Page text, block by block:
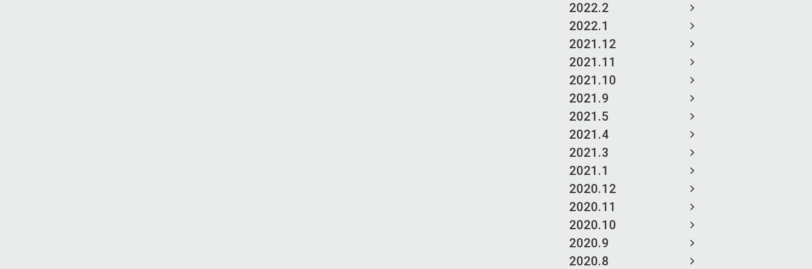
2022.2
2022.1
2021.12
2021.11
2021.10
2021.9
2021.5
2021.4
2021.3
2021.1
2020.12
2020.11
2020.10
2020.9
2020.8